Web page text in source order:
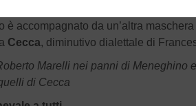
la dominazione asburgica. Nel
è accompagnato da un’altra
Cecca, diminutivo dialettale di
Marelli nei panni di Meneghino
di Cecca